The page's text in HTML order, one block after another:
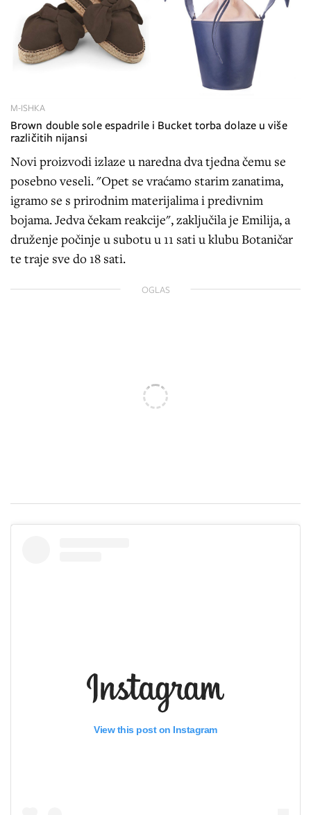
M-ISHKA
Brown double sole espadrile i Bucket torba dolaze u više
različitih nijansi
Novi proizvodi izlaze u naredna dva tjedna čemu se
posebno veseli. "Opet se vraćamo starim zanatima,
igramo se s prirodnim materijalima i predivnim
bojama. Jedva čekam reakcije", zaključila je Emilija, a
druženje počinje u subotu u 11 sati u klubu Botaničar
te traje sve do 18 sati.
OGLAS
View this post on Instagram